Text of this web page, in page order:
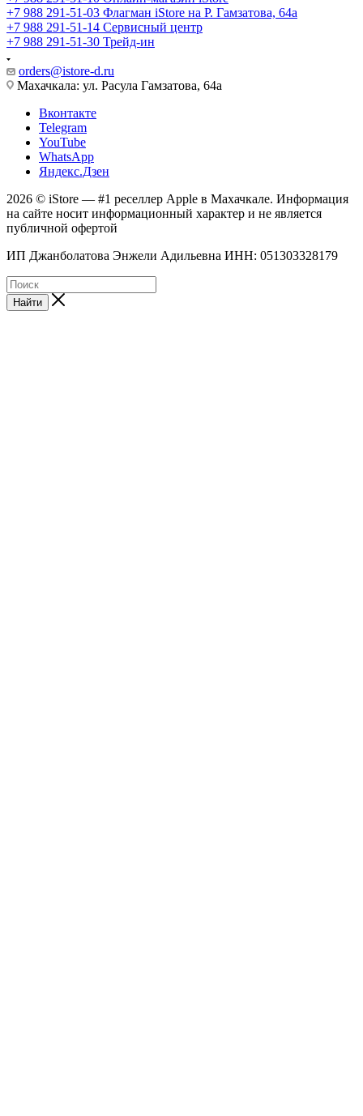
+7 988 291-51-03 Флагман iStore на Р. Гамзатова, 64а
+7 988 291-51-14 Сервисный центр
+7 988 291-51-30 Трейд-ин
orders@istore-d.ru
Махачкала: ул. Расула Гамзатова, 64а
Вконтакте
Telegram
YouTube
WhatsApp
Яндекс.Дзен
2026 © iStore — #1 реселлер Apple в Махачкале. Информация
на сайте носит информационный характер и не является
публичной офертой
ИП Джанболатова Энжели Адильевна ИНН: 051303328179
Найти